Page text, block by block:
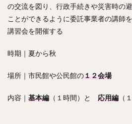
の交流を図り、行政手続きや災害時の
ことができるように委託事業者の講師
講習会を開催する
時期｜夏から秋
場所｜市民館や公民館の１２会場
内容｜ 基本編 （１時間）と 応用編 （